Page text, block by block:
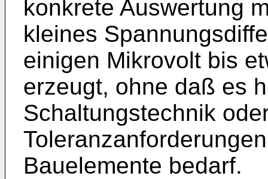
konkrete Auswertung
kleines
einigen Mikrovolt bis
erzeugt, ohne daß es
Schaltungstechnik
Bauelemente bedarf.